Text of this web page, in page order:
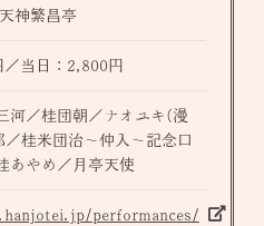
神繁昌亭
当日：2,800円
河／桂団朝／ナオユキ(漫
桂米団治～仲入～記念口
あやめ／月亭天使
performances/